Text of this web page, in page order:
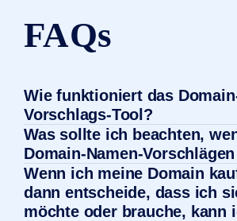
FAQs
Wie funktioniert das
Vorschlags-Tool?
Was sollte ich beachten,
Domain-Namen-
Wenn ich meine Domain
dann entscheide, dass ich
möchte oder brauche, kann